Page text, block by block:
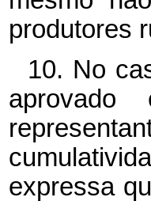
produtores
10. No
expressa